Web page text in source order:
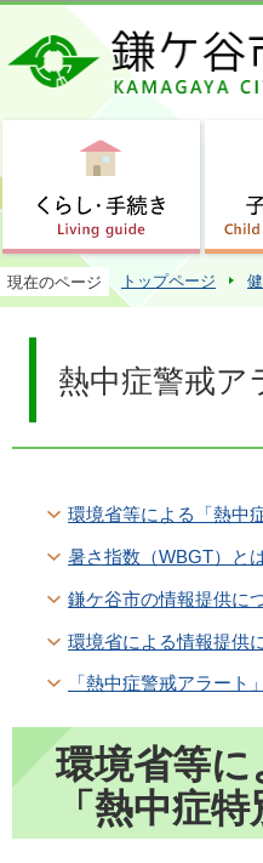
現在のページ トップページ
熱中症警戒ア
環境省等による「熱中
暑さ指数（WBGT）と
鎌ケ谷市の情報提供に
環境省による情報提供
「熱中症警戒アラー
環境省等
「熱中症